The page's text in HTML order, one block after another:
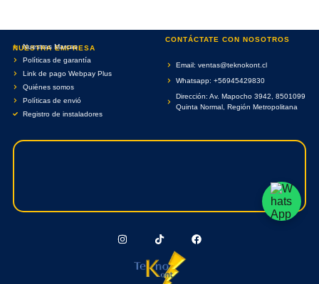
NUESTRA EMPRESA
Nuestras Marcas
Políticas de garantía
Link de pago Webpay Plus
Quiénes somos
Políticas de envió
Registro de instaladores
CONTÁCTATE CON NOSOTROS
Email: ventas@teknokont.cl
Whatsapp: +56945429830
Dirección: Av. Mapocho 3942, 8501099
Quinta Normal, Región Metropolitana